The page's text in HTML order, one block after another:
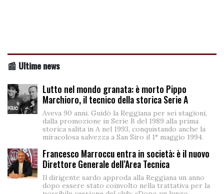
📰 Ultime news
Lutto nel mondo granata: è morto Pippo
Marchioro, il tecnico della storica Serie A
Aveva 90 anni. Guidò la Reggiana per sei stagioni,
dalla promozione in Serie B del 1989 alla prima
storica salita in A nel 1993, conquistando anche la
miracolosa salvezza a San Siro il 1° maggio 1994.
Francesco Marroccu entra in società: è il nuovo
Direttore Generale dell’Area Tecnica
Il dirigente sardo approda alla Reggiana un anno
dopo essere stato coinvolto nella trattativa per la